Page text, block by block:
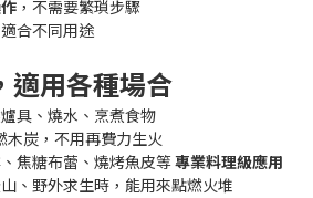
，不需要繁瑣步驟
適合不同用途
適用各種場合
爐具、燒水、烹煮食物
木炭，不用再費力生火
、焦糖布蕾、燒烤魚皮等專業料理級應用
山、野外求生時，能用來點燃火堆